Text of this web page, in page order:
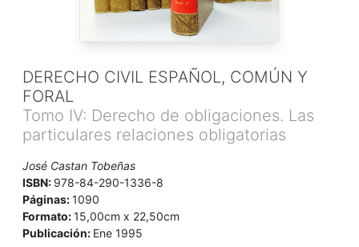
DERECHO CIVIL ESPAÑOL, COMÚN Y
FORAL
Tomo IV: Derecho de obligaciones. Las
particulares relaciones obligatorias
José Castan Tobeñas
ISBN: 978-84-290-1336-8
Páginas:1090
Formato:15,00cm x 22,50cm
Publicación: Ene 1995